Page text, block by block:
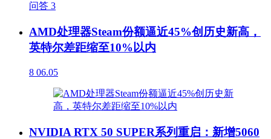
问答 3
AMD处理器Steam份额逼近45%创历史新高，
英特尔差距缩至10%以内
8 06.05
NVIDIA RTX 50 SUPER系列重启：新增5060